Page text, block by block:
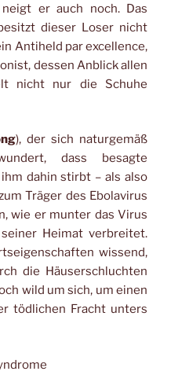
er auch noch. Das
dieser Loser nicht
Antiheld par excellence,
dessen Anblick allen
nicht nur die Schuhe
), der sich naturgemäß
dass besagte
dahin stirbt – als also
Träger des Ebolavirus
wie er munter das Virus
Heimat verbreitet.
wissend,
die Häuserschluchten
wild um sich, um einen
tödlichen Fracht unters